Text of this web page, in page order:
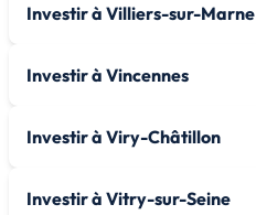
Investir à Villiers-sur-Marne
Investir à Vincennes
Investir à Viry-Châtillon
Investir à Vitry-sur-Seine